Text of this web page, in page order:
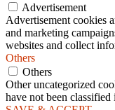
Advertisement
Advertisement cookies
and marketing
websites and collect
Others
Others
Other uncategorized
have not been classified